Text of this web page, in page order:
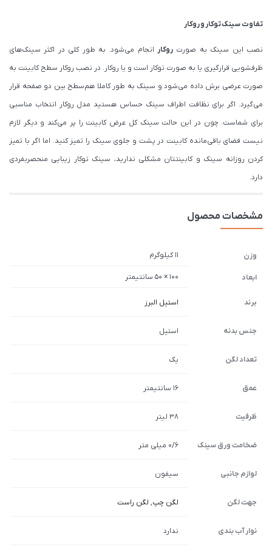
تفاوت سینک توکار و روکار
نصب این سینک به صورت روکارانجام می‌شود. به طور کلی در اکثر سینک‌های
ظرفشویی قرارگیری یا به صورت توکار است و یا روکار. در نصب روکار سطح کابینت به
صورت عرضی برش داده می‌شود و سینک به طور کاملا هم‌سطح بین دو صفحه قرار
می‌گیرد. اگر برای نظافت اطراف سینک حساس هستید مدل روکار انتخاب مناسبی
برای شماست. چون در این حالت سینک کل عرض کابینت را پر می‌کند و دیگر لازم
نیست فضای باقی‌مانده کابینت در پشت و جلوی سینک را تمیز کنید. اما اگر با تمیز
کردن روزانه سینک و کابینتتان مشکلی ندارید، سینک توکار زیبایی منحصربفردی
دارد.
مشخصات محصول
وزن 11 کیلوگرم
ابعاد 100 × 50 سانتیمتر
برند استیل البرز
جنس بدنه استیل
تعداد لگن یک
عمق 16 سانتیمتر
ظرفیت 38 لیتر
ضخامت ورق سینک 0/6 میلی متر
لوازم جانبی سیفون
جهت لگن لگن چپ, لگن راست
نوار آب بندی ندارد